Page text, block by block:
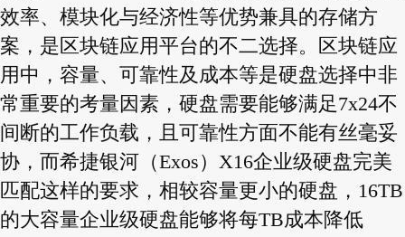
效率、模块化与经济性等优势兼具的存储方
案，是区块链应用平台的不二选择。区块链应
用中，容量、可靠性及成本等是硬盘选择中非
常重要的考量因素，硬盘需要能够满足7x24不
间断的工作负载，且可靠性方面不能有丝毫妥
协，而希捷银河（Exos）X16企业级硬盘完美
匹配这样的要求，相较容量更小的硬盘，16TB
的大容量企业级硬盘能够将每TB成本降低